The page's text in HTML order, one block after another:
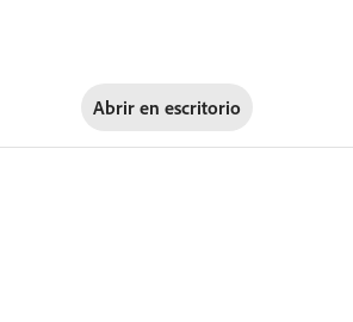
Abrir en escritorio